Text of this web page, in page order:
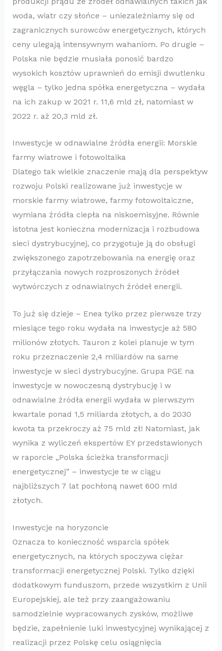
woda, wiatr czy słońce – uniezależniamy się od
zagranicznych surowców energetycznych, których
ceny ulegają intensywnym wahaniom. Po drugie –
Polska nie będzie musiała ponosić bardzo
wysokich kosztów uprawnień do emisji dwutlenku
węgla – tylko jedna spółka energetyczna – wydała
na ich zakup w 2021 r. 11,6 mld zł, natomiast w
2022 r. aż 20,3 mld zł.
Inwestycje w odnawialne źródła energii: Morskie
farmy wiatrowe i fotowoltaika
Dlatego tak wielkie znaczenie mają dla perspektyw
rozwoju Polski realizowane już inwestycje w
morskie farmy wiatrowe, farmy fotowoltaiczne,
wymiana źródła ciepła na niskoemisyjne. Równie
istotna jest konieczna modernizacja i rozbudowa
sieci dystrybucyjnej, co przygotuje ją do obsługi
zwiększonego zapotrzebowania na energię oraz
przyłączania nowych rozproszonych źródeł
wytwórczych z odnawialnych źródeł energii.
To już się dzieje – Enea tylko przez pierwsze trzy
miesiące tego roku wydała na inwestycje aż 580
milionów złotych. Tauron z kolei planuje w tym
roku przeznaczenie 2,4 miliardów na same
inwestycje w sieci dystrybucyjne. Grupa PGE na
inwestycje w nowoczesną dystrybucję i w
odnawialne źródła energii wydała w pierwszym
kwartale ponad 1,5 miliarda złotych, a do 2030
kwota ta przekroczy aż 75 mld zł! Natomiast, jak
wynika z wyliczeń ekspertów EY przedstawionych
w raporcie „Polska ścieżka transformacji
energetycznej” – inwestycje te w ciągu
najbliższych 7 lat pochłoną nawet 600 mld
złotych.
Inwestycje na horyzoncie
Oznacza to konieczność wsparcia spółek
energetycznych, na których spoczywa ciężar
transformacji energetycznej Polski. Tylko dzięki
dodatkowym funduszom, przede wszystkim z Unii
Europejskiej, ale też przy zaangażowaniu
samodzielnie wypracowanych zysków, możliwe
będzie, zapełnienie luki inwestycyjnej wynikającej z
realizacji przez Polskę celu osiągnięcia